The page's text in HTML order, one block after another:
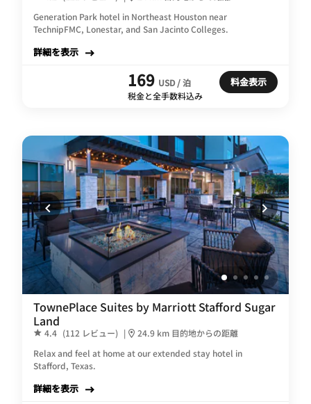
Generation Park hotel in Northeast Houston near
TechnipFMC, Lonestar, and San Jacinto Colleges.
詳細を表示
169 USD / 泊
税金と全手数料込み
料金表示
TownePlace Suites by Marriott Stafford Sugar
Land
4.4 (112 レビュー) |
24.9 km 目的地からの距離
Relax and feel at home at our extended stay hotel in
Stafford, Texas.
詳細を表示